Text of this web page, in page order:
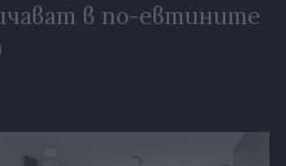
в по-евтините